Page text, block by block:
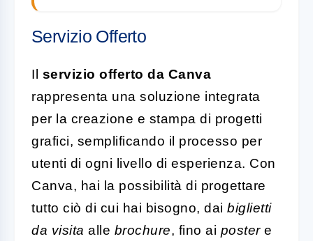
Servizio Offerto
Il servizio offerto da Canva
rappresenta una soluzione integrata
per la creazione e stampa di progetti
grafici, semplificando il processo per
utenti di ogni livello di esperienza. Con
Canva, hai la possibilità di progettare
tutto ciò di cui hai bisogno, dai biglietti
da visita alle brochure, fino ai postere